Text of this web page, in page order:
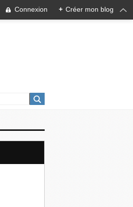
Connexion + Créer mon blog